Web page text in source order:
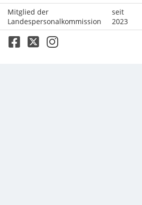
Mitglied der
Landespersonalkommission
seit
2023